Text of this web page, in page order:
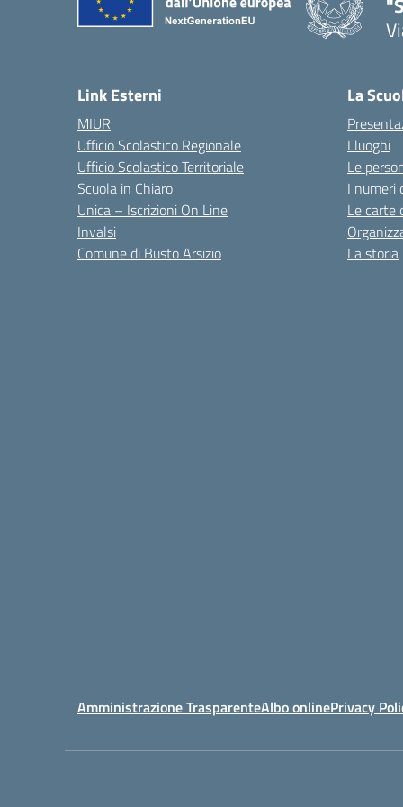
Link Esterni
MIUR
Ufficio Scolastico Regionale
Ufficio Scolastico Territoriale
Scuola in Chiaro
Unica – Iscrizioni On Line
Invalsi
Comune di Busto Arsizio
La
I luoghi
Le
I numeri
Le carte
La storia
Amministrazione TrasparenteAlbo onlinePrivacy